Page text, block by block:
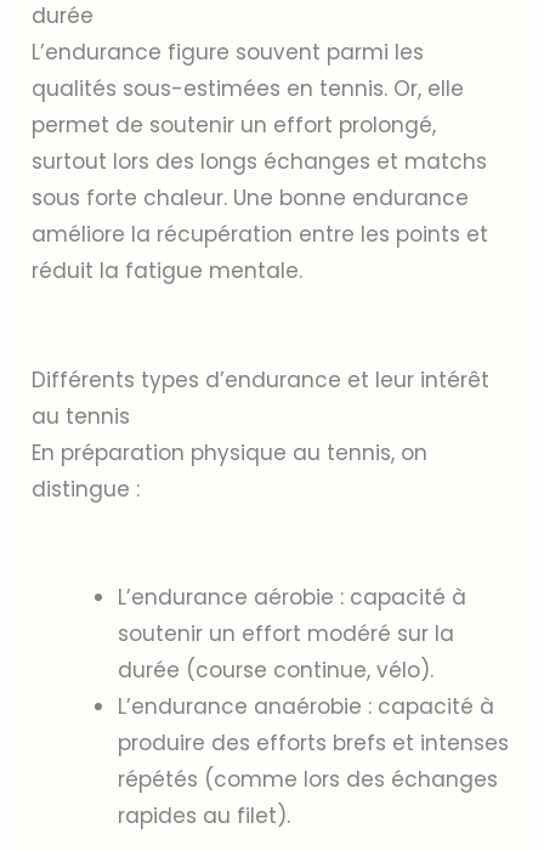
durée
L’endurance figure souvent parmi les
qualités sous-estimées en tennis. Or, elle
permet de soutenir un effort prolongé,
surtout lors des longs échanges et matchs
sous forte chaleur. Une bonne endurance
améliore la récupération entre les points et
réduit la fatigue mentale.
Différents types d’endurance et leur intérêt
au tennis
En préparation physique au tennis, on
distingue :
L’endurance aérobie : capacité à
soutenir un effort modéré sur la
durée (course continue, vélo).
L’endurance anaérobie : capacité à
produire des efforts brefs et intenses
répétés (comme lors des échanges
rapides au filet).